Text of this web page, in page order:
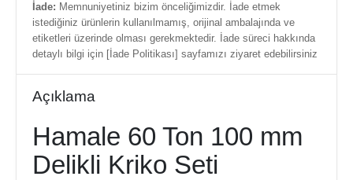
İade: Memnuniyetiniz bizim önceliğimizdir. İade etmek
istediğiniz ürünlerin kullanılmamış, orijinal ambalajında ve
etiketleri üzerinde olması gerekmektedir. İade süreci hakkında
detaylı bilgi için [İade Politikası] sayfamızı ziyaret edebilirsiniz
Açıklama
Hamale 60 Ton 100 mm
Delikli Kriko Seti